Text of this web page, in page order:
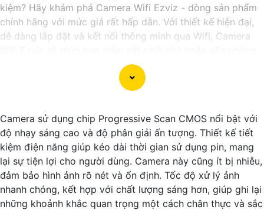
kiệm? Hãy khám phá Camera Wifi Ezviz - dòng sản phẩm
chính hãng với mức giá rất hấp dẫn. Với thiết kế hiện đại,
dễ dàng lắp đặt và kết nối thông minh qua Wifi, Camera
mọi lúc mọi nơi chỉ bằng một chiếc điện thoại thông minh.
Không chỉ vậy, sản phẩm cũng mang lại chất lượng hình
ảnh sắc nét và độ phân giải cao, cho phép bạn theo dõi
hữu Camera Wifi Ezviz giá rẻ chính hãng để bảo vệ tài sản
và gia đình của bạn ngay hôm nay!"
Hy vọng đoạn văn trên sẽ giúp bạn trong việc giới thiệu
sản phẩm Camera Wifi Ezviz.
Camera sử dụng chip Progressive Scan CMOS nổi bật với
độ nhạy sáng cao và độ phân giải ấn tượng. Thiết kế tiết
kiệm điện năng giúp kéo dài thời gian sử dụng pin, mang
lại sự tiện lợi cho người dùng. Camera này cũng ít bị nhiễu,
đảm bảo hình ảnh rõ nét và ổn định. Tốc độ xử lý ảnh
nhanh chóng, kết hợp với chất lượng sáng hơn, giúp ghi lại
những khoảnh khắc quan trọng một cách chân thực và sắc